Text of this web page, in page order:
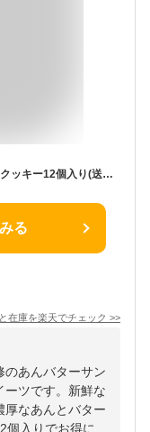
福田パン監修 岩手県限定あんバターサンドクッキー12個入り(送料無料) 岩手倉庫
る
在庫を楽天でチェック >>
のあんバターサン
ーツです。新鮮な
厚なあんとバター
個入りでお得に